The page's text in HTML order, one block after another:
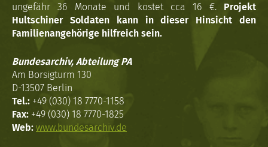
ungefähr 36 Monate und kostet cca 16 €. Projekt
Hultschiner Soldaten kann in dieser Hinsicht den
Familienangehörige hilfreich sein.
Bundesarchiv, Abteilung PA
Am Borsigturm 130
D-13507 Berlin
Tel.: +49 (030) 18 7770-1158
Fax: +49 (030) 18 7770-1825
Web: www.bundesarchiv.de